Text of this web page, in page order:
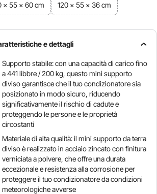
x 55 x 60 cm 120 x 55 x 36 cm
e dettagli
Supporto stabile: con una capacità di carico fino
a 441 libbre / 200 kg, questo mini supporto
diviso garantisce che il tuo condizionatore sia
posizionato in modo sicuro, riducendo
significativamente il rischio di cadute e
proteggendo le persone e le proprietà
circostanti
Materiale di alta qualità: il mini supporto da terra
diviso è realizzato in acciaio zincato con finitura
verniciata a polvere, che offre una durata
eccezionale e resistenza alla corrosione per
proteggere il tuo condizionatore da condizioni
meteorologiche avverse